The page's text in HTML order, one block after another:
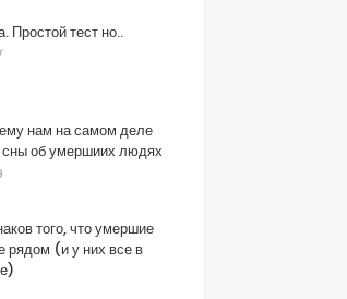
Простой тест но..
нам на самом деле
сны об умершиих людях
того, что умершие
рядом (и у них все в